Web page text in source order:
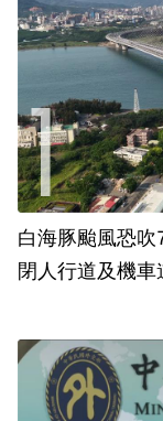
白海豚颱風恐
閉人行道及機車